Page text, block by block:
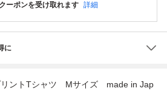
ーポンを受け取れます 詳細
に
リントTシャツ Mサイズ made in Jap